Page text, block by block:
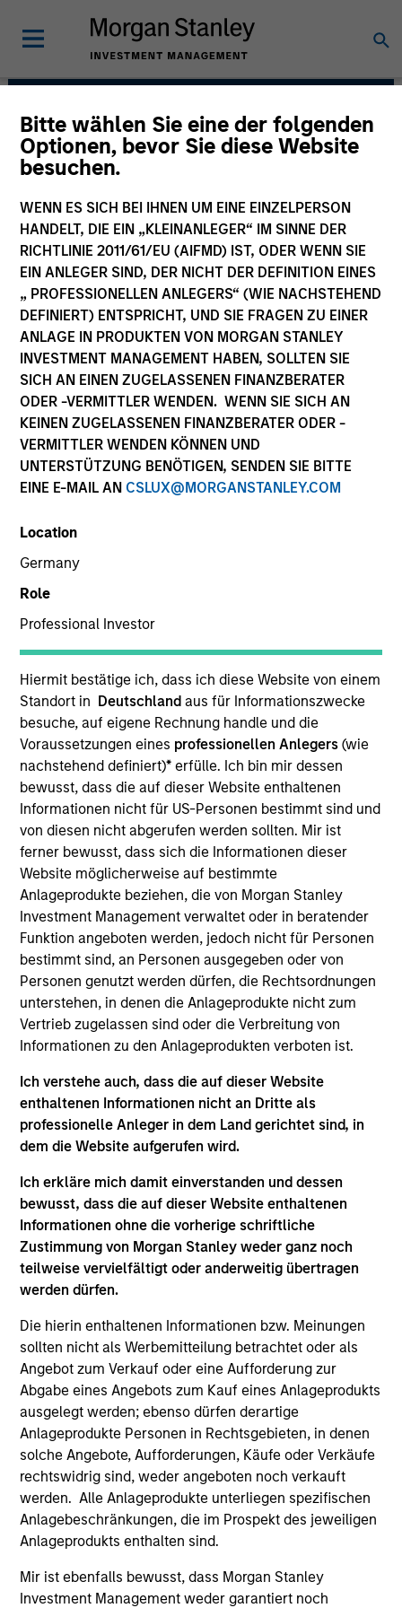
Bitte wählen Sie eine der folgenden
Optionen, bevor Sie diese Website
besuchen.
WENN ES SICH BEI IHNEN UM EINE EINZELPERSON
HANDELT, DIE EIN „KLEINANLEGER“ IM SINNE DER
RICHTLINIE 2011/61/EU (AIFMD) IST, ODER WENN SIE
EIN ANLEGER SIND, DER NICHT DER DEFINITION EINES
„ PROFESSIONELLEN ANLEGERS“ (WIE NACHSTEHEND
DEFINIERT) ENTSPRICHT, UND SIE FRAGEN ZU EINER
ANLAGE IN PRODUKTEN VON MORGAN STANLEY
INVESTMENT MANAGEMENT HABEN, SOLLTEN SIE
SICH AN EINEN ZUGELASSENEN FINANZBERATER
ODER -VERMITTLER WENDEN. WENN SIE SICH AN
KEINEN ZUGELASSENEN FINANZBERATER ODER -
VERMITTLER WENDEN KÖNNEN UND
UNTERSTÜTZUNG BENÖTIGEN, SENDEN SIE BITTE
EINE E-MAIL AN CSLUX@MORGANSTANLEY.COM
Location
Germany
Role
Professional Investor
Hiermit bestätige ich, dass ich diese Website von einem
Standort in Deutschland aus für Informationszwecke
besuche, auf eigene Rechnung handle und die
Voraussetzungen eines professionellen Anlegers(wie
nachstehend definiert)* erfülle. Ich bin mir dessen
bewusst, dass die auf dieser Website enthaltenen
Informationen nicht für US-Personen bestimmt sind und
von diesen nicht abgerufen werden sollten. Mir ist
ferner bewusst, dass sich die Informationen dieser
Website möglicherweise auf bestimmte
Anlageprodukte beziehen, die von Morgan Stanley
Investment Management verwaltet oder in beratender
Funktion angeboten werden, jedoch nicht für Personen
bestimmt sind, an Personen ausgegeben oder von
Personen genutzt werden dürfen, die Rechtsordnungen
unterstehen, in denen die Anlageprodukte nicht zum
Vertrieb zugelassen sind oder die Verbreitung von
Informationen zu den Anlageprodukten verboten ist.
Ich verstehe auch, dass die auf dieser Website
enthaltenen Informationen nicht an Dritte als
professionelle Anleger in dem Land gerichtet sind, in
dem die Website aufgerufen wird.
Ich erkläre mich damit einverstanden und dessen
bewusst, dass die auf dieser Website enthaltenen
Informationen ohne die vorherige schriftliche
Zustimmung von Morgan Stanley weder ganz noch
teilweise vervielfältigt oder anderweitig übertragen
werden dürfen.
Die hierin enthaltenen Informationen bzw. Meinungen
sollten nicht als Werbemitteilung betrachtet oder als
Angebot zum Verkauf oder eine Aufforderung zur
Abgabe eines Angebots zum Kauf eines Anlageprodukts
ausgelegt werden; ebenso dürfen derartige
Anlageprodukte Personen in Rechtsgebieten, in denen
solche Angebote, Aufforderungen, Käufe oder Verkäufe
rechtswidrig sind, weder angeboten noch verkauft
werden. Alle Anlageprodukte unterliegen spezifischen
Anlagebeschränkungen, die im Prospekt des jeweiligen
Anlageprodukts enthalten sind.
Mir ist ebenfalls bewusst, dass Morgan Stanley
Investment Management weder garantiert noch
Eaton Vance Equity
Team
Overview
Eaton Vance Equity is comprised of six distinct
investment teams of experienced, long-tenured
investors. We employ bottom-up, research driven
investment approaches designed to deliver attractive
utilize a structural approach to mitigate behavioral
biases in investment decision-making. Eaton Vance
across U.S., international and global equity covering
various market capitalization and investment styles.
Core/Growth
Eaton Vance Equity
Core/Growth
The Core/Growth Team constructs active
portfolios of primarily U.S. companies
across the core and growth equity
spectrum, including a dedicated strategy
focused on dividend paying companies,
driven by deep bottom-up analysis and a
culture of collaboration. Each stock that
makes its way into the portfolios is
evaluated in the context of risk versus
reward.
Meet the people
Charles Gaffney
Douglas R. Rogers, CFA,
CMT
Managing Director
Imran Ali
Executive Director
Executive Director